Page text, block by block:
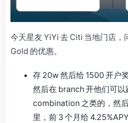
今天星友 YiYi 去 Citi 当地门店，
Gold 的优惠。
存 20w 然后给 1500 开户
然后在 branch 开他们可
combination 之类的，然
里，前 3 个月给